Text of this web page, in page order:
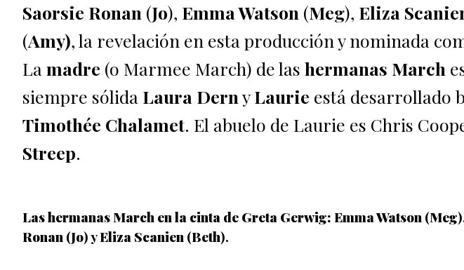
Saorsie Ronan (Jo), Emma Watson (Meg), Eliza
(Amy), la revelación en esta producción y nominada
Lamadre (o Marmee March) de las hermanas March
siempre sólida Laura DernyLaurie está desarrollado
Timothée Chalamet. El abuelo de Laurie es Chris
Streep.
Las hermanas March en la cinta de Greta Gerwig: Emma Watson (Meg
Ronan (Jo) yEliza Scanien (Beth).